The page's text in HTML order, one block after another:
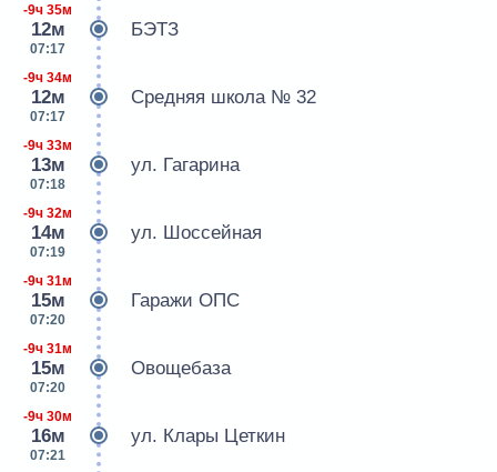
-9ч 35м
12м
07:17
БЭТЗ
-9ч 34м
12м
07:17
Средняя школа № 32
-9ч 33м
13м
07:18
ул. Гагарина
-9ч 32м
14м
07:19
ул. Шоссейная
-9ч 31м
15м
07:20
Гаражи ОПС
-9ч 31м
15м
07:20
Овощебаза
-9ч 30м
16м
07:21
ул. Клары Цеткин